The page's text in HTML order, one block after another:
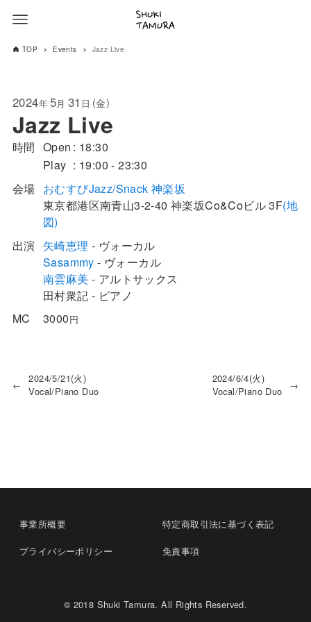
TOP Events Jazz Live
2024年 5月 31 日 (金)
Jazz Live
時間 Open
18:30
Play
19:00 - 23:30
会場 おむすびJazz/Snack 神楽坂
東京都港区南青山3-2-40 神楽坂Co&Coビル 3F(地
図)
出演 矢崎恵理 - ヴォーカル
Sasammy - ヴォーカル
南雲麻美 - アルトサックス
田村衆記 - ピアノ
MC
3000円
←
2024/5/21(火)
Vocal/Piano Duo
2024/6/4(火)
Vocal/Piano Duo
→
事業所概要 特定商取引法に基づく表記
プライバシーポリシー 免責事項
© 2018 Shuki Tamura. All Rights Reserved.